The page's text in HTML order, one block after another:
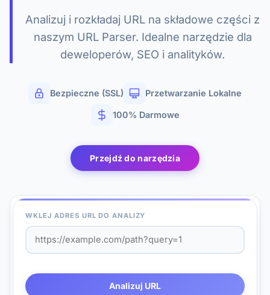
Analizuj i rozkładaj URL na składowe części z
naszym URL Parser. Idealne narzędzie dla
deweloperów, SEO i analityków.
Bezpieczne (SSL) Przetwarzanie Lokalne
100% Darmowe
Przejdź do narzędzia
WKLEJ ADRES URL DO ANALIZY
Analizuj URL